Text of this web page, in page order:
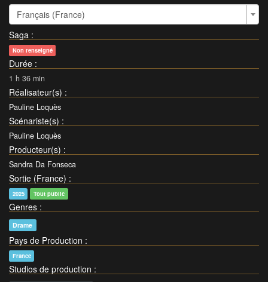
Français (France)
Saga :
Non renseigné
Durée :
1 h 36 min
Réalisateur(s) :
Pauline Loquès
Scénariste(s) :
Pauline Loquès
Producteur(s) :
Sandra Da Fonseca
Sortie (France) :
2025 Tout public
Genres :
Drame
Pays de Production :
France
Studios de production :